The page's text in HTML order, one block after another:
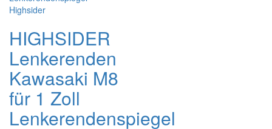
HIGHSIDER
Lenkerenden
Kawasaki M8
für 1 Zoll
Lenkerendenspiegel